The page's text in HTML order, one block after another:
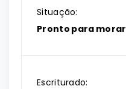
Situação:
Pronto para morar
Escriturado: